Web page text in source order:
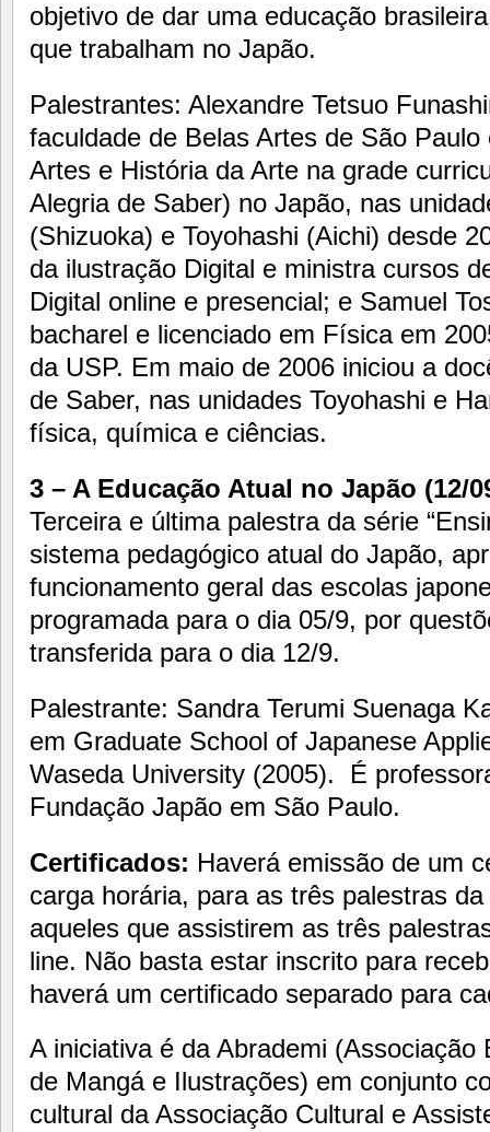
objetivo de dar uma educação
que trabalham no Japão.
Palestrantes: Alexandre Tetsuo
faculdade de Belas Artes de São
Artes e História da Arte na grade
Alegria de Saber) no Japão, nas
(Shizuoka) e Toyohashi (Aichi) desde
da ilustração Digital e ministra cursos
Digital online e presencial; e Samuel
bacharel e licenciado em Física em
da USP. Em maio de 2006 iniciou a
de Saber, nas unidades Toyohashi e
física, química e ciências.
3 – A Educação Atual no Japão (12/
Terceira e última palestra da série
sistema pedagógico atual do Japão,
funcionamento geral das escolas
programada para o dia 05/9, por
transferida para o dia 12/9.
Palestrante: Sandra Terumi Suenaga
em Graduate School of Japanese
Waseda University (2005). É
Fundação Japão em São Paulo.
Certificados: Haverá emissão de um
carga horária, para as três palestras
aqueles que assistirem as três
line. Não basta estar inscrito para
haverá um certificado separado para
A iniciativa é da Abrademi (Associação
de Mangá e Ilustrações) em conjunto
cultural da Associação Cultural e